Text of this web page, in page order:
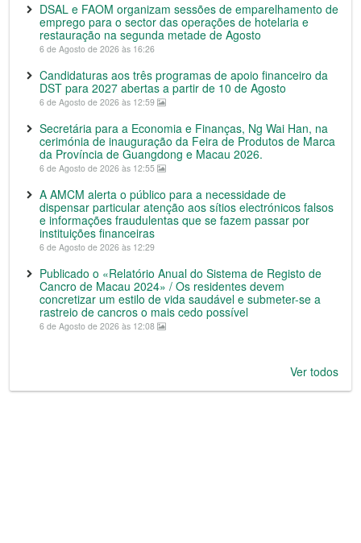
DSAL e FAOM organizam sessões de emparelhamento de
emprego para o sector das operações de hotelaria e
restauração na segunda metade de Agosto
6 de Agosto de 2026 às 16:26
Candidaturas aos três programas de apoio financeiro da
DST para 2027 abertas a partir de 10 de Agosto
6 de Agosto de 2026 às 12:59
Secretária para a Economia e Finanças, Ng Wai Han, na
cerimónia de inauguração da Feira de Produtos de Marca
da Província de Guangdong e Macau 2026.
6 de Agosto de 2026 às 12:55
A AMCM alerta o público para a necessidade de
dispensar particular atenção aos sítios electrónicos falsos
e informações fraudulentas que se fazem passar por
instituições financeiras
6 de Agosto de 2026 às 12:29
Publicado o «Relatório Anual do Sistema de Registo de
Cancro de Macau 2024» / Os residentes devem
concretizar um estilo de vida saudável e submeter-se a
rastreio de cancros o mais cedo possível
6 de Agosto de 2026 às 12:08
Ver todos